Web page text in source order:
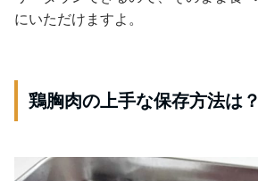
にいただけますよ。
鶏胸肉の上手な保存方法は？